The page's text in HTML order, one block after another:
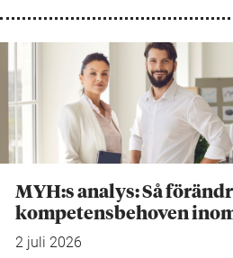
MYH:s analys: Så
kompetensbehoven
2 juli 2026